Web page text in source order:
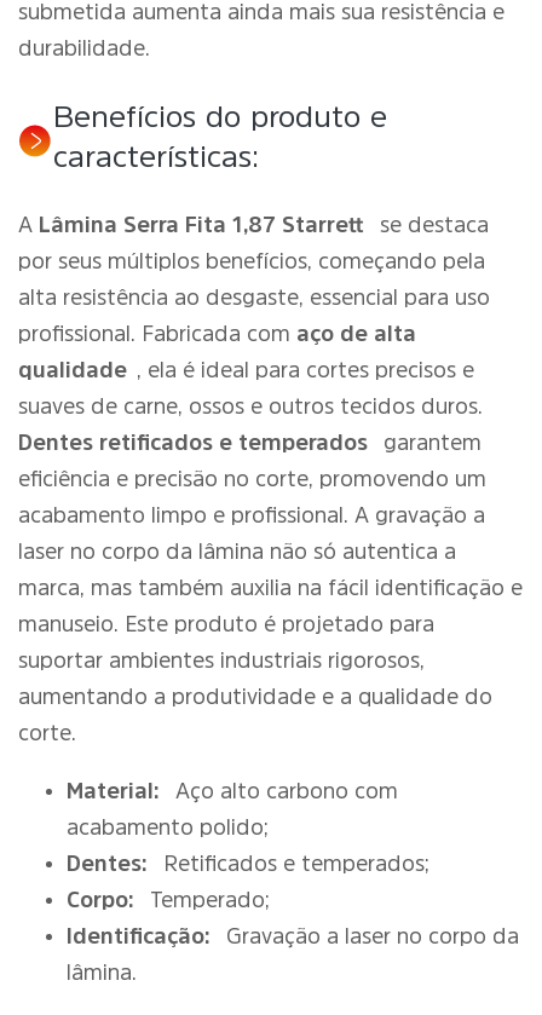
submetida aumenta ainda mais sua resistência e
durabilidade.
Benefícios do produto e
características:
A Lâmina Serra Fita 1,87 Starrett
se destaca
por seus múltiplos benefícios, começando pela
alta resistência ao desgaste, essencial para uso
profissional. Fabricada com aço de alta
qualidade , ela é ideal para cortes precisos e
suaves de carne, ossos e outros tecidos duros.
Dentes retificados e temperados
garantem
eficiência e precisão no corte, promovendo um
acabamento limpo e profissional. A gravação a
laser no corpo da lâmina não só autentica a
marca, mas também auxilia na fácil identificação e
manuseio. Este produto é projetado para
suportar ambientes industriais rigorosos,
aumentando a produtividade e a qualidade do
corte.
Material:
Aço alto carbono com
acabamento polido;
Dentes:
Retificados e temperados;
Corpo:
Temperado;
Identificação:
Gravação a laser no corpo da
lâmina.